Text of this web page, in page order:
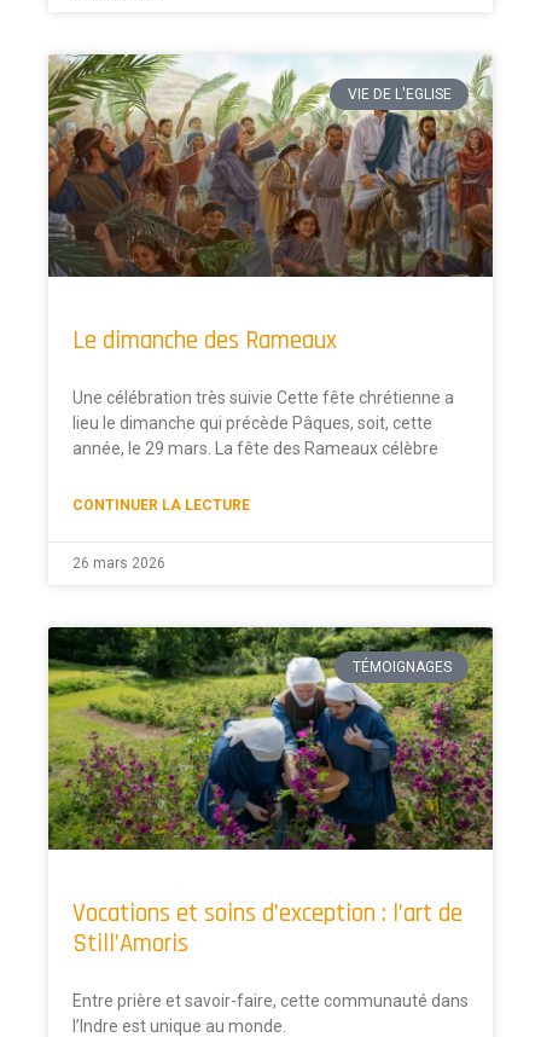
VIE DE L'EGLISE
Le dimanche des Rameaux
Une célébration très suivie Cette fête chrétienne a
lieu le dimanche qui précède Pâques, soit, cette
année, le 29 mars. La fête des Rameaux célèbre
CONTINUER LA LECTURE
26 mars 2026
TÉMOIGNAGES
Vocations et soins d’exception : l’art de
Still’Amoris
Entre prière et savoir-faire, cette communauté dans
l’Indre est unique au monde.